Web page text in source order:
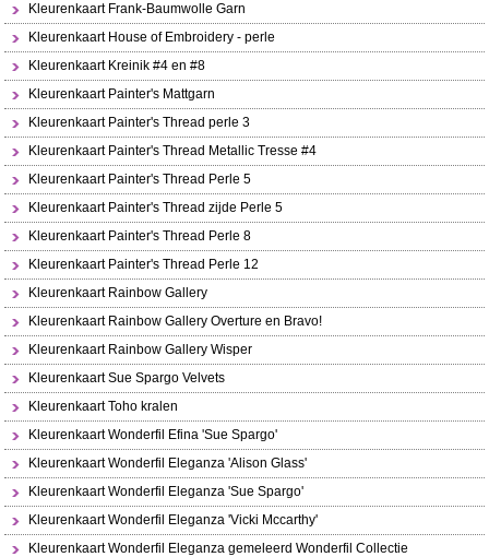
Kleurenkaart Frank-Baumwolle Garn
Kleurenkaart House of Embroidery - perle
Kleurenkaart Kreinik #4 en #8
Kleurenkaart Painter's Mattgarn
Kleurenkaart Painter's Thread perle 3
Kleurenkaart Painter's Thread Metallic Tresse #4
Kleurenkaart Painter's Thread Perle 5
Kleurenkaart Painter's Thread zijde Perle 5
Kleurenkaart Painter's Thread Perle 8
Kleurenkaart Painter's Thread Perle 12
Kleurenkaart Rainbow Gallery
Kleurenkaart Rainbow Gallery Overture en Bravo!
Kleurenkaart Rainbow Gallery Wisper
Kleurenkaart Sue Spargo Velvets
Kleurenkaart Toho kralen
Kleurenkaart Wonderfil Efina 'Sue Spargo'
Kleurenkaart Wonderfil Eleganza 'Alison Glass'
Kleurenkaart Wonderfil Eleganza 'Sue Spargo'
Kleurenkaart Wonderfil Eleganza 'Vicki Mccarthy'
Kleurenkaart Wonderfil Eleganza gemeleerd Wonderfil Collectie